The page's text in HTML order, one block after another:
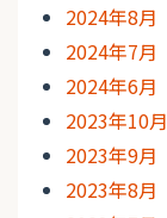
2024年8月
2024年7月
2024年6月
2023年10月
2023年9月
2023年8月